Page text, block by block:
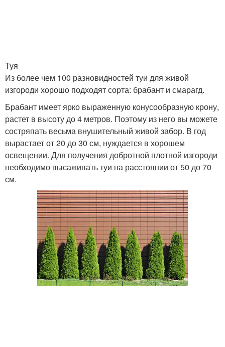
Туя
Из более чем 100 разновидностей туи для живой
изгороди хорошо подходят сорта: брабант и смарагд.
Брабант имеет ярко выраженную конусообразную крону,
растет в высоту до 4 метров. Поэтому из него вы можете
состряпать весьма внушительный живой забор. В год
вырастает от 20 до 30 см, нуждается в хорошем
освещении. Для получения добротной плотной изгороди
необходимо высаживать туи на расстоянии от 50 до 70
см.